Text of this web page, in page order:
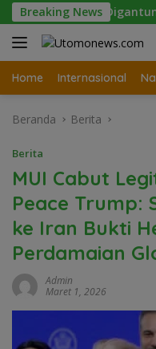
Langsung
ke
konten
Breaking News
Digantung Tanpa
Home Internasional
Beranda Berita
Berita
MUI Cabut
Peace Trump:
ke Iran Bukti
Perdamaian
Admin
Maret 1, 2026